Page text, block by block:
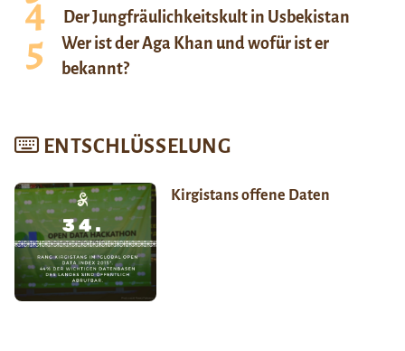
Der Jungfräulichkeitskult in Usbekistan
Wer ist der Aga Khan und wofür ist er
bekannt?
ENTSCHLÜSSELUNG
Kirgistans offene Daten